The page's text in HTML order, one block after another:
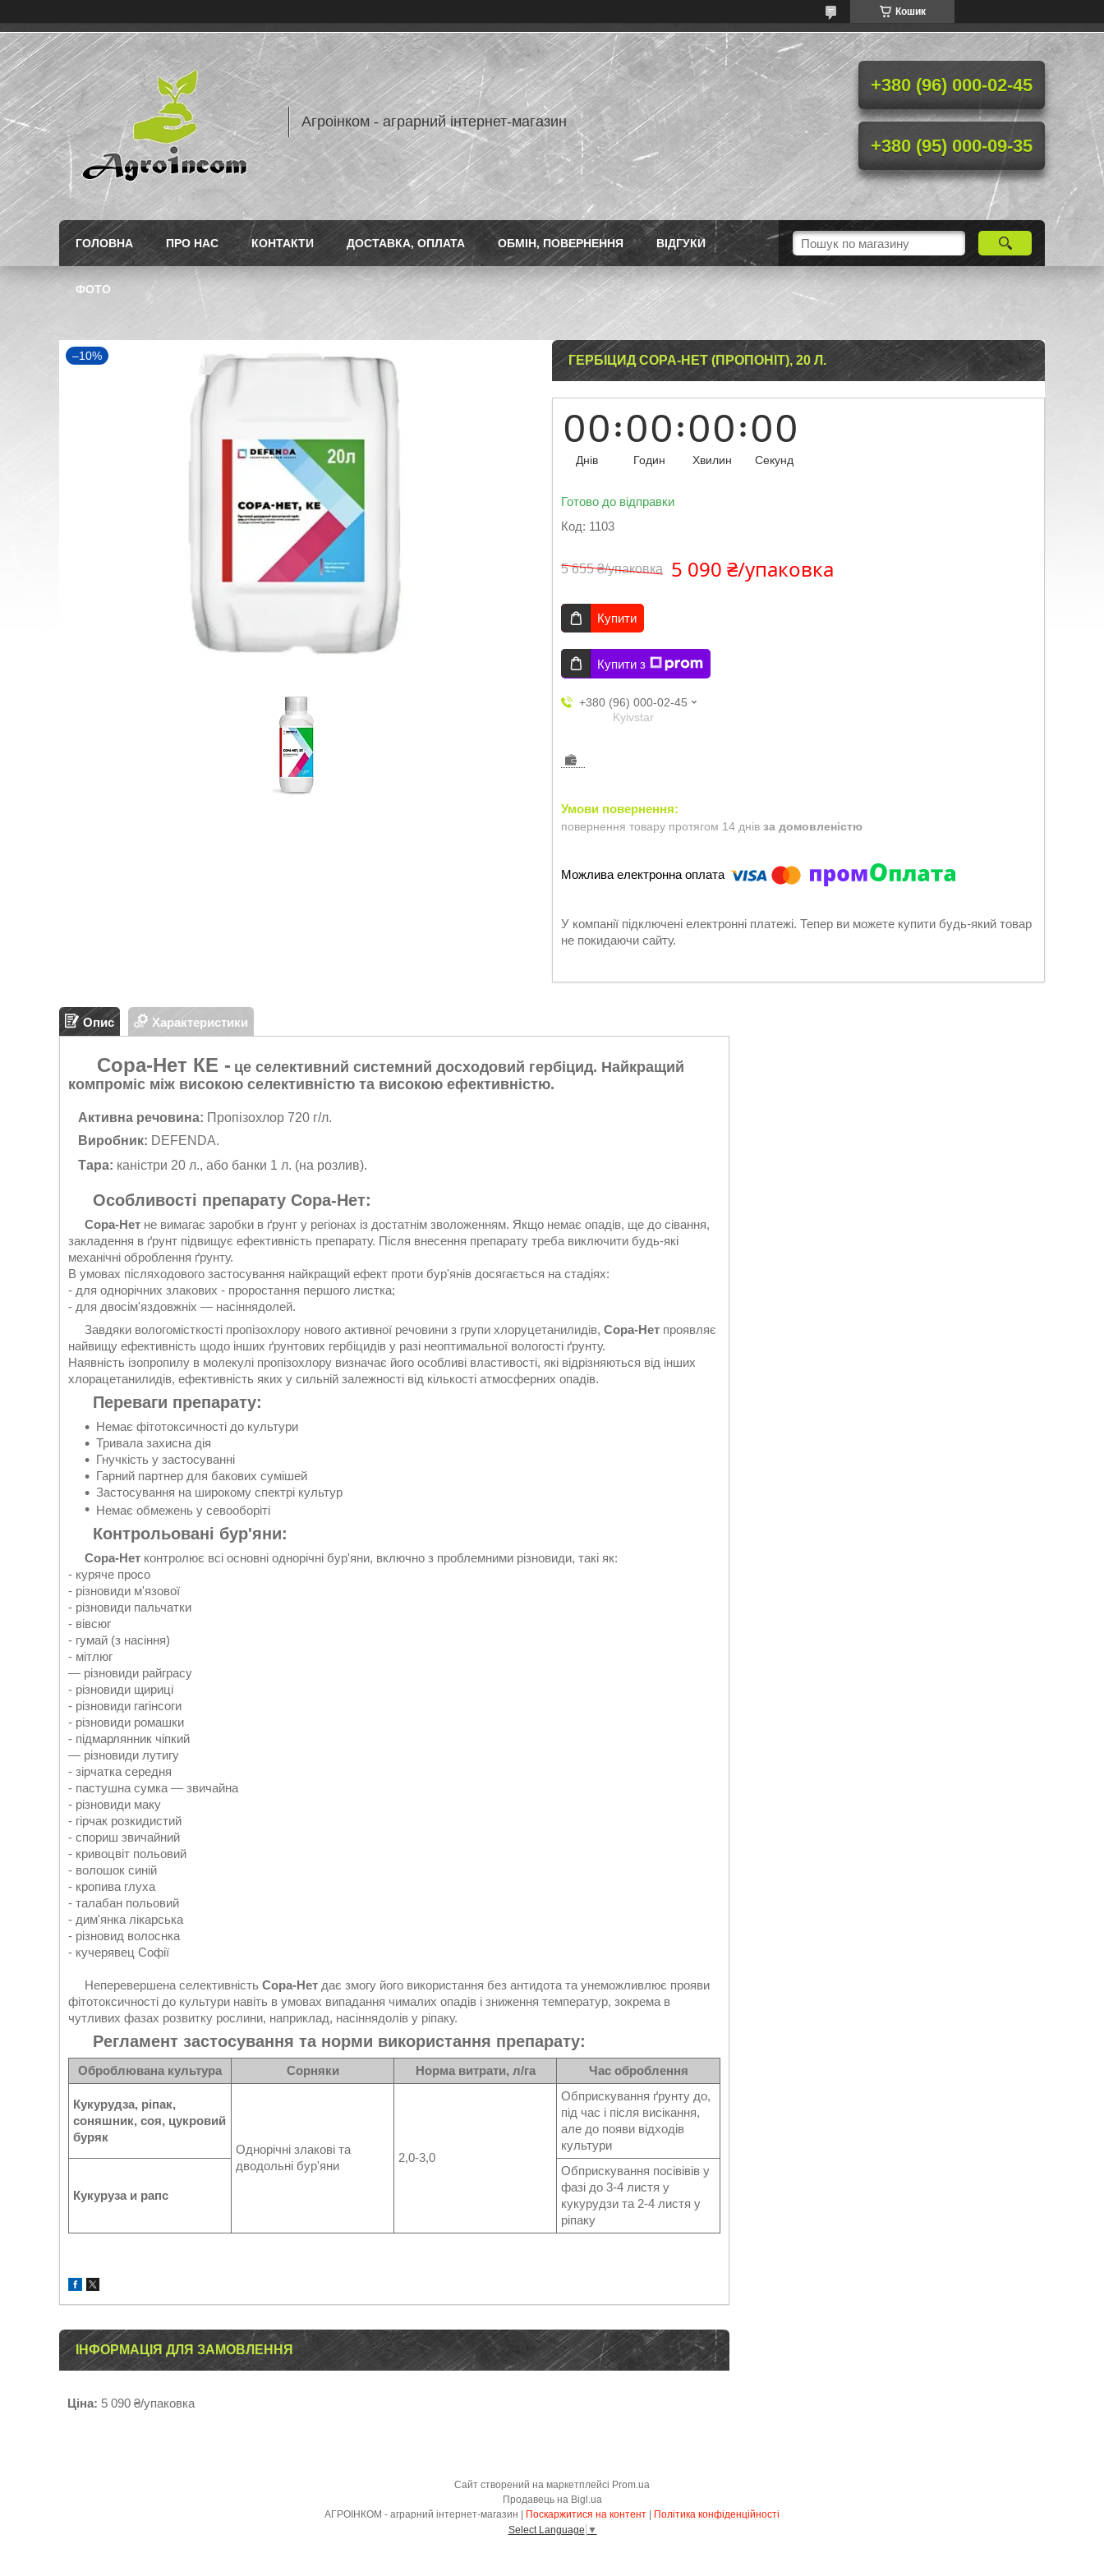
Кошик
Агроінком - аграрний інтернет-магазин
+380 (96) 000-02-45
+380 (95) 000-09-35
ГОЛОВНА ПРО НАС КОНТАКТИ ДОСТАВКА, ОПЛАТА ОБМІН, ПОВЕРНЕННЯ ВІДГУКИ
ФОТО
–10% ГЕРБІЦИД СОРА-НЕТ (ПРОПОНІТ), 20 Л.
00
Днів
00
Годин
00
Хвилин
00
Секунд
Готово до відправки
Код: 1103
5 655 ₴/упаковка 5 090 ₴/упаковка
Купити
Купити з
+380 (96) 000-02-45
Kyivstar
повернення товару протягом 14 днів за домовленістю
У компанії підключені електронні платежі. Тепер ви можете купити будь-який товар
не покидаючи сайту.
Опис Характеристики
Сора-Нет КЕ - це селективний системний досходовий гербіцид. Найкращий
компроміс між високою селективністю та високою ефективністю.
Активна речовина: Пропізохлор 720 г/л.
Виробник: DEFENDA.
Тара: каністри 20 л., або банки 1 л. (на розлив).
Особливості препарату Сора-Нет:
Сора-Нет не вимагає заробки в ґрунт у регіонах із достатнім зволоженням. Якщо немає опадів, ще до сівання,
закладення в ґрунт підвищує ефективність препарату. Після внесення препарату треба виключити будь-які
механічні оброблення ґрунту.
В умовах післяходового застосування найкращий ефект проти бур'янів досягається на стадіях:
- для однорічних злакових - проростання першого листка;
- для двосім'яздовжніх — насіннядолей.
Завдяки вологомісткості пропізохлору нового активної речовини з групи хлоруцетанилидів, Сора-Нет проявляє
найвищу ефективність щодо інших ґрунтових гербіцидів у разі неоптимальної вологості ґрунту.
Наявність ізопропилу в молекулі пропізохлору визначає його особливі властивості, які відрізняються від інших
хлорацетанилидів, ефективність яких у сильній залежності від кількості атмосферних опадів.
Переваги препарату:
Немає фітотоксичності до культури
Тривала захисна дія
Гнучкість у застосуванні
Гарний партнер для бакових сумішей
Застосування на широкому спектрі культур
Немає обмежень у севооборіті
Контрольовані бур'яни:
Сора-Нет контролює всі основні однорічні бур'яни, включно з проблемними різновиди, такі як:
- куряче просо
- різновиди м'язової
- різновиди пальчатки
- вівсюг
- гумай (з насіння)
- мітлюг
— різновиди райграсу
- різновиди щириці
- різновиди гагінсоги
- різновиди ромашки
- підмарлянник чіпкий
— різновиди лутигу
- зірчатка середня
- пастушна сумка — звичайна
- різновиди маку
- гірчак розкидистий
- спориш звичайний
- кривоцвіт польовий
- волошок синій
- кропива глуха
- талабан польовий
- дим'янка лікарська
- різновид волоснка
- кучерявец Софії
Неперевершена селективність Сора-Нет дає змогу його використання без антидота та унеможливлює прояви
фітотоксичності до культури навіть в умовах випадання чималих опадів і зниження температур, зокрема в
чутливих фазах розвитку рослини, наприклад, насіннядолів у ріпаку.
Регламент застосування та норми використання препарату:
Оброблювана культура Сорняки Норма витрати, л/га Час оброблення
Кукурудза, ріпак,
соняшник, соя, цукровий
буряк
Однорічні злакові та
дводольні бур'яни
2,0-3,0
Обприскування ґрунту до,
під час і після висікання,
але до появи відходів
культури
Кукуруза и рапс
Обприскування посівівів у
фазі до 3-4 листя у
кукурудзи та 2-4 листя у
ріпаку
ІНФОРМАЦІЯ ДЛЯ ЗАМОВЛЕННЯ
Ціна: 5 090 ₴/упаковка
Сайт створений на маркетплейсі Prom.ua
Продавець на Bigl.ua
Поскаржитися на контент
Політика конфіденційності
Select Language ▼